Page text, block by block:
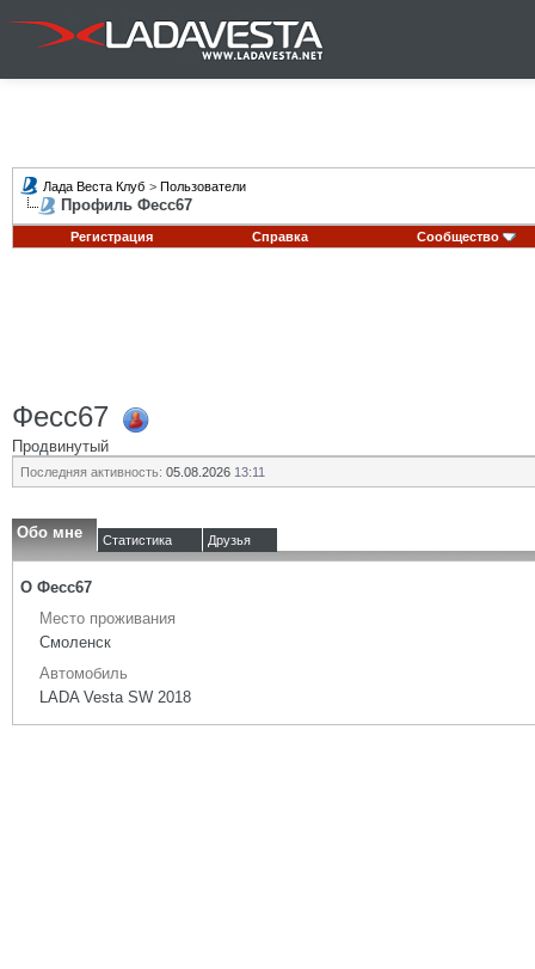
Лада Веста Клуб > Пользователи
Профиль Фесс67
Регистрация Справка Сообщество
Фесс67
Продвинутый
Последняя активность: 05.08.2026 13:11
Обо мне Статистика Друзья
О Фесс67
Место проживания
Смоленск
Автомобиль
LADA Vesta SW 2018